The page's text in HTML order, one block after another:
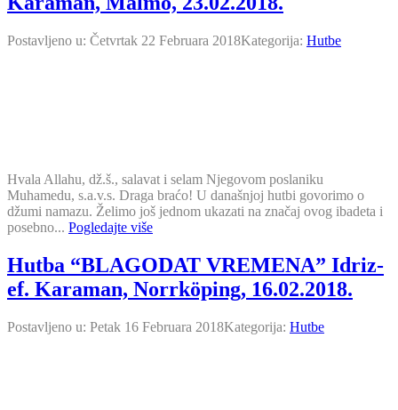
Postavljeno u: Četvrtak 22 Februara 2018Kategorija: Hutbe
Hvala Allahu, dž.š., salavat i selam Njegovom poslaniku
Muhamedu, s.a.v.s. Draga braćo! U današnjoj hutbi govorimo o
džumi namazu. Želimo još jednom ukazati na značaj ovog ibadeta i
posebno... Pogledajte više
Hutba “BLAGODAT VREMENA” Idriz-
ef. Karaman, Norrköping, 16.02.2018.
Postavljeno u: Petak 16 Februara 2018Kategorija: Hutbe